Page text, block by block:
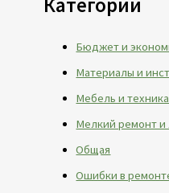
Категории
Бюджет и
Материалы и
Мебель и техника
Мелкий ремонт и
Общая
Ошибки в